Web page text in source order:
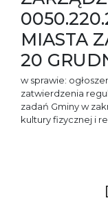
MIASTA
20
w sprawie:
zatwierdzenia
zadań Gminy w
kultury fizycznej i